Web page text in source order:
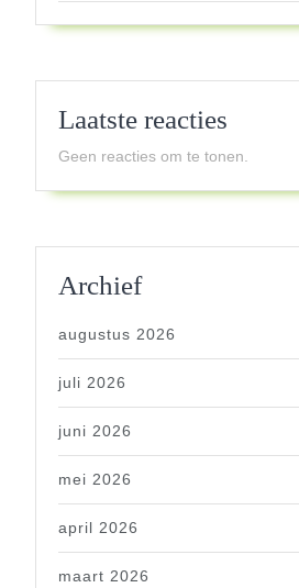
Laatste reacties
Geen reacties om te tonen.
Archief
augustus 2026
juli 2026
juni 2026
mei 2026
april 2026
maart 2026